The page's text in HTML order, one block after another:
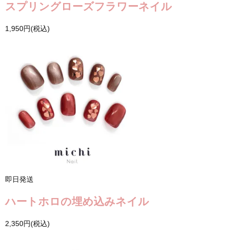
スプリングローズフラワーネイル
1,950円(税込)
即日発送
ハートホロの埋め込みネイル
2,350円(税込)